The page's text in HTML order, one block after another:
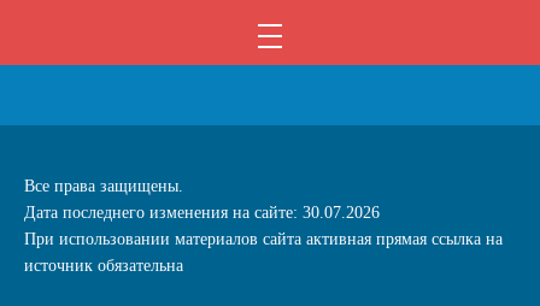
Все права защищены.
Дата последнего изменения на сайте: 30.07.2026
При использовании материалов сайта активная прямая ссылка на
источник обязательна